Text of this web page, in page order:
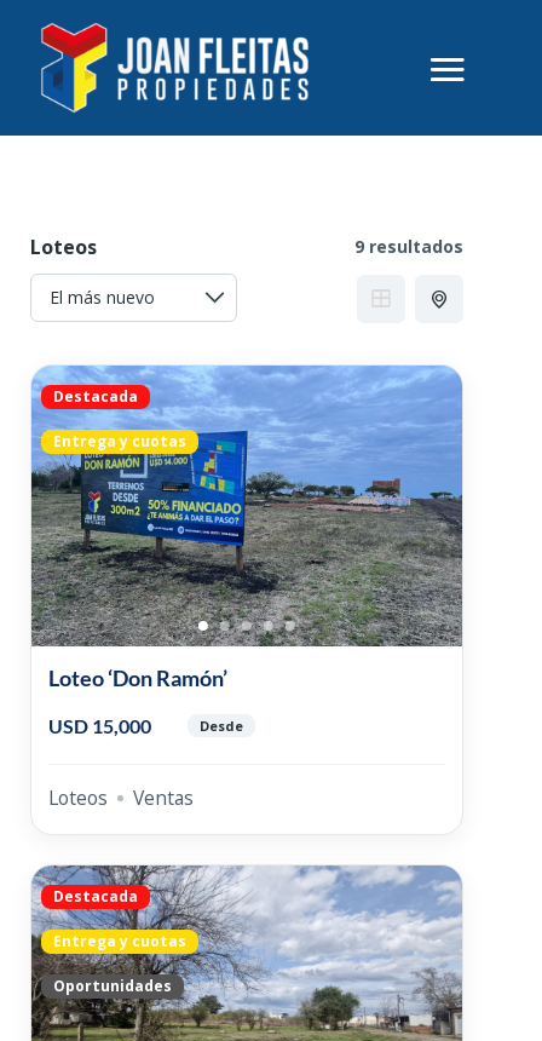
Loteos 9 resultados
Destacada
Entrega y cuotas
Loteo ‘Don Ramón’
USD 15,000 Desde
Loteos Ventas
Destacada
Entrega y cuotas
Oportunidades